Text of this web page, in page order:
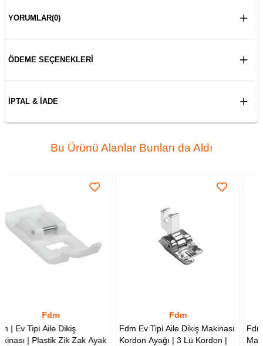
YORUMLAR(0)
ÖDEME SEÇENEKLERI
İPTAL & İADE
Bu Ürünü Alanlar Bunları da Aldı
Ayak
Fdm Ev Tipi Aile Dikiş Makinası
Kordon Ayağı | 3 Lü Kordon |
Fdm | Ev Tipi | Aile
Makinası | Gizli